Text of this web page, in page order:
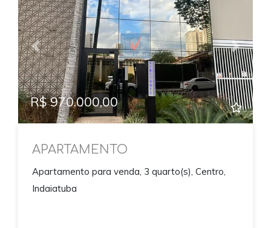
Previous Next
R$ 970.000,00
APARTAMENTO
Apartamento para venda, 3 quarto(s), Centro,
Indaiatuba